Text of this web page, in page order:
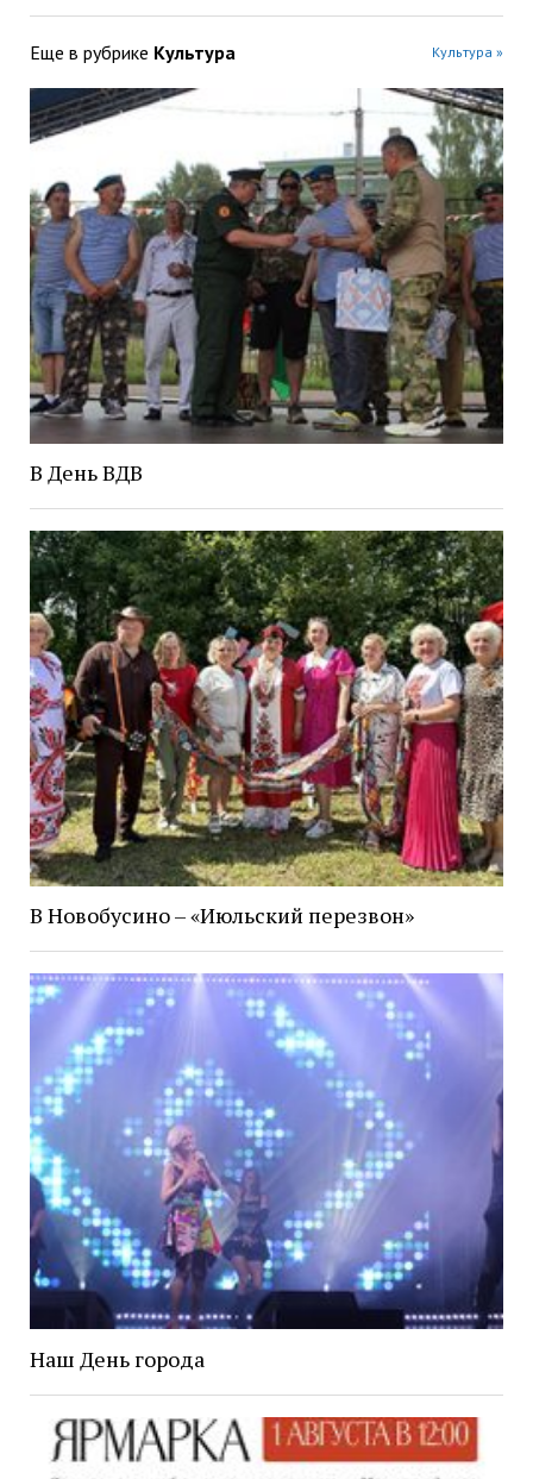
Еще в рубрике Культура Культура »
В День ВДВ
В Новобусино – «Июльский перезвон»
Наш День города